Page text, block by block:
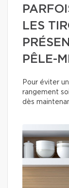
LES
PÊLE-
Pour éviter
rangement
dès